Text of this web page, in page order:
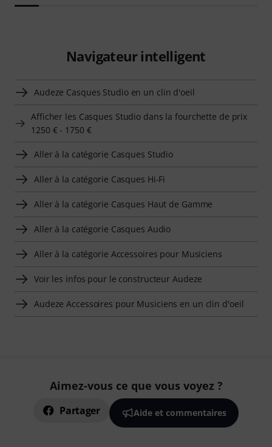
Navigateur intelligent
Audeze Casques Studio en un clin d'oeil
Afficher les Casques Studio dans la fourchette de prix
1250 € - 1750 €
Aller à la catégorie Casques Studio
Aller à la catégorie Casques Hi-Fi
Aller à la catégorie Casques Haut de Gamme
Aller à la catégorie Casques Audio
Aller à la catégorie Accessoires pour Musiciens
Voir les infos pour le constructeur Audeze
Audeze Accessoires pour Musiciens en un clin d'oeil
Aimez-vous ce que vous voyez ?
Partager Aide et commentaires